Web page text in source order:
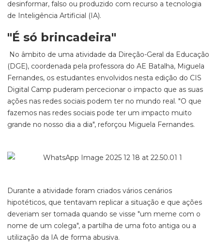
desinformar, falso ou produzido com recurso a tecnologia
de Inteligência Artificial (IA).
"É só brincadeira"
No âmbito de uma atividade da Direção-Geral da Educação
(DGE), coordenada pela professora do AE Batalha, Miguela
Fernandes, os estudantes envolvidos nesta edição do CIS
Digital Camp puderam percecionar o impacto que as suas
ações nas redes sociais podem ter no mundo real. "O que
fazemos nas redes sociais pode ter um impacto muito
grande no nosso dia a dia", reforçou Miguela Fernandes.
Durante a atividade foram criados vários cenários
hipotéticos, que tentavam replicar a situação e que ações
deveriam ser tomada quando se visse "um meme com o
nome de um colega", a partilha de uma foto antiga ou a
utilização da IA de forma abusiva.